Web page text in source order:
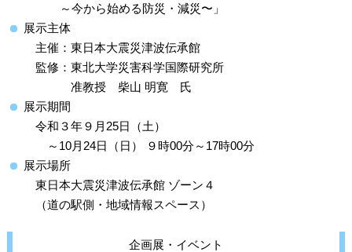
～今から始める防災・減災〜」
展示主体
主催：東日本大震災津波伝承館
監修：東北大学災害科学国際研究所
准教授 柴山 明寛 氏
展示期間
令和３年９月25日（土）
～10月24日（日） ９時00分～17時00分
展示場所
東日本大震災津波伝承館 ゾーン４
（道の駅側・地域情報スペース）
企画展・イベント